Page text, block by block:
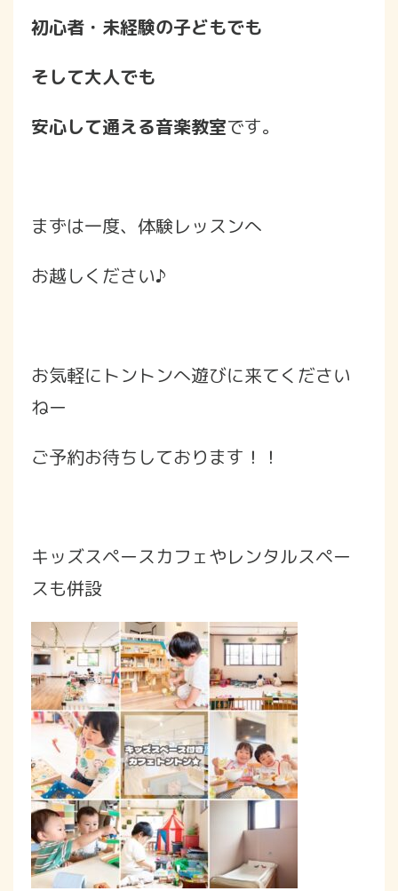
初心者・未経験の子どもでも
そして大人でも
安心して通える音楽教室です。
まずは一度、体験レッスンへ
お越しください♪
お気軽にトントンへ遊びに来てください
ねー
ご予約お待ちしております！！
キッズスペースカフェやレンタルスペー
スも併設